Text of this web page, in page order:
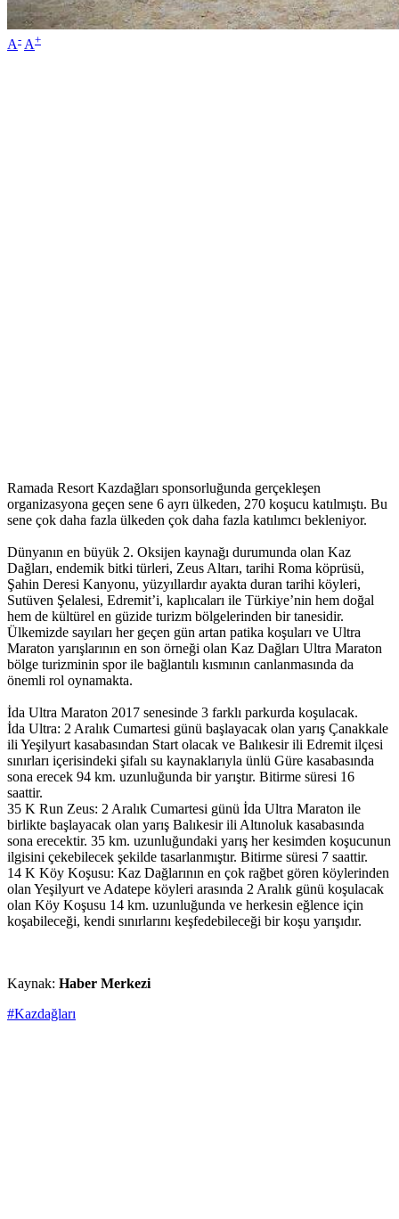
A- A+
Ramada Resort Kazdağları sponsorluğunda gerçekleşen
organizasyona geçen sene 6 ayrı ülkeden, 270 koşucu katılmıştı. Bu
sene çok daha fazla ülkeden çok daha fazla katılımcı bekleniyor.
Dünyanın en büyük 2. Oksijen kaynağı durumunda olan Kaz
Dağları, endemik bitki türleri, Zeus Altarı, tarihi Roma köprüsü,
Şahin Deresi Kanyonu, yüzyıllardır ayakta duran tarihi köyleri,
Sutüven Şelalesi, Edremit’i, kaplıcaları ile Türkiye’nin hem doğal
hem de kültürel en güzide turizm bölgelerinden bir tanesidir.
Ülkemizde sayıları her geçen gün artan patika koşuları ve Ultra
Maraton yarışlarının en son örneği olan Kaz Dağları Ultra Maraton
bölge turizminin spor ile bağlantılı kısmının canlanmasında da
önemli rol oynamakta.
İda Ultra Maraton 2017 senesinde 3 farklı parkurda koşulacak.
İda Ultra: 2 Aralık Cumartesi günü başlayacak olan yarış Çanakkale
ili Yeşilyurt kasabasından Start olacak ve Balıkesir ili Edremit ilçesi
sınırları içerisindeki şifalı su kaynaklarıyla ünlü Güre kasabasında
sona erecek 94 km. uzunluğunda bir yarıştır. Bitirme süresi 16
saattir.
35 K Run Zeus: 2 Aralık Cumartesi günü İda Ultra Maraton ile
birlikte başlayacak olan yarış Balıkesir ili Altınoluk kasabasında
sona erecektir. 35 km. uzunluğundaki yarış her kesimden koşucunun
ilgisini çekebilecek şekilde tasarlanmıştır. Bitirme süresi 7 saattir.
14 K Köy Koşusu: Kaz Dağlarının en çok rağbet gören köylerinden
olan Yeşilyurt ve Adatepe köyleri arasında 2 Aralık günü koşulacak
olan Köy Koşusu 14 km. uzunluğunda ve herkesin eğlence için
koşabileceği, kendi sınırlarını keşfedebileceği bir koşu yarışıdır.
Kaynak: Haber Merkezi
#Kazdağları